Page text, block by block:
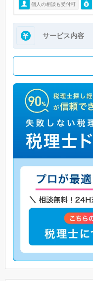
個人の相談も受付可
サービス内容